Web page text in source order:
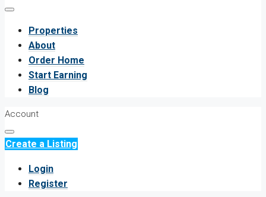
Properties
About
Order Home
Start Earning
Blog
Account
Create a Listing
Login
Register